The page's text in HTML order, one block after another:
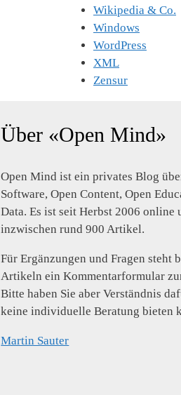
Wikipedia & Co.
Windows
WordPress
XML
Zensur
Über «Open Mind»
Open Mind ist ein privates Blog
Software, Open Content, Open
Data. Es ist seit Herbst 2006 online
inzwischen rund 900 Artikel.
Für Ergänzungen und Fragen steht
Artikeln ein Kommentarformular
Bitte haben Sie aber Verständnis
keine individuelle Beratung bieten
Martin Sauter